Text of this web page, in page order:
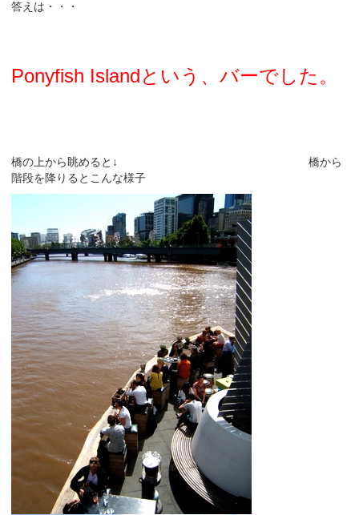
答えは・・・
Ponyfish Islandという、バーでした。
橋の上から眺めると↓ 橋から
階段を降りるとこんな様子